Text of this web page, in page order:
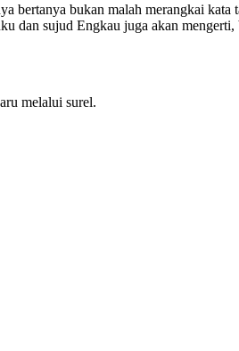
bertanya bukan malah merangkai
dan sujud Engkau juga akan
melalui surel.